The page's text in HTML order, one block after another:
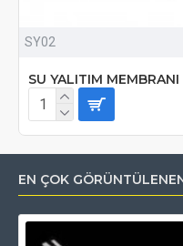
SY02
SU YALITIM
EN ÇOK